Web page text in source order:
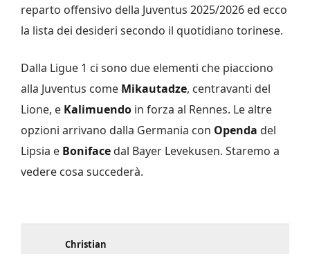
reparto offensivo della Juventus 2025/2026 ed ecco
la lista dei desideri secondo il quotidiano torinese.
Dalla Ligue 1 ci sono due elementi che piacciono
alla Juventus come Mikautadze, centravanti del
Lione, e Kalimuendo in forza al Rennes. Le altre
opzioni arrivano dalla Germania con Openda del
Lipsia e Boniface dal Bayer Levekusen. Staremo a
vedere cosa succederà.
Christian